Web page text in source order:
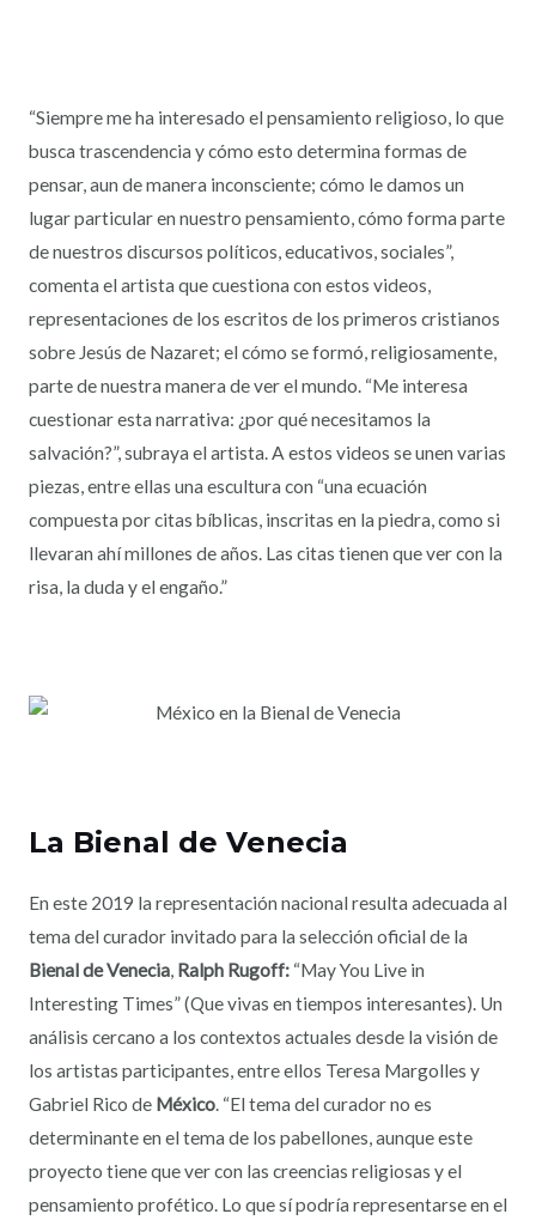
“Siempre me ha interesado el pensamiento religioso, lo que
busca trascendencia y cómo esto determina formas de
pensar, aun de manera inconsciente; cómo le damos un
lugar particular en nuestro pensamiento, cómo forma parte
de nuestros discursos políticos, educativos, sociales”,
comenta el artista que cuestiona con estos videos,
representaciones de los escritos de los primeros cristianos
sobre Jesús de Nazaret; el cómo se formó, religiosamente,
parte de nuestra manera de ver el mundo. “Me interesa
cuestionar esta narrativa: ¿por qué necesitamos la
salvación?”, subraya el artista. A estos videos se unen varias
piezas, entre ellas una escultura con “una ecuación
compuesta por citas bíblicas, inscritas en la piedra, como si
llevaran ahí millones de años. Las citas tienen que ver con la
risa, la duda y el engaño.”
La Bienal de Venecia
En este 2019 la representación nacional resulta adecuada al
tema del curador invitado para la selección oficial de la
Bienal de Venecia,Ralph Rugoff: “May You Live in
Interesting Times” (Que vivas en tiempos interesantes). Un
análisis cercano a los contextos actuales desde la visión de
los artistas participantes, entre ellos Teresa Margolles y
Gabriel Rico de México. “El tema del curador no es
determinante en el tema de los pabellones, aunque este
proyecto tiene que ver con las creencias religiosas y el
pensamiento profético. Lo que sí podría representarse en el